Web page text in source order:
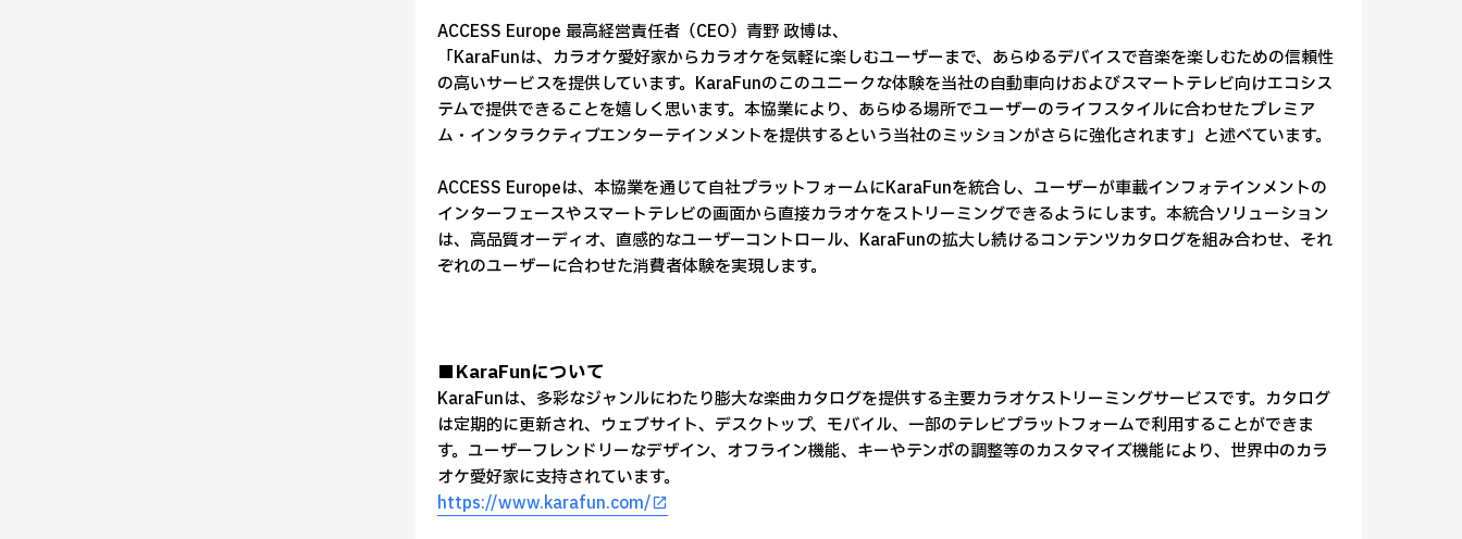
ACCESS Europe 最高経営責任者（CEO）青野 政博は、
「KaraFunは、カラオケ愛好家からカラオケを気軽に楽しむユーザーまで、あらゆるデバイスで音楽を楽しむための信頼性
の高いサービスを提供しています。KaraFunのこのユニークな体験を当社の自動車向けおよびスマートテレビ向けエコシス
テムで提供できることを嬉しく思います。本協業により、あらゆる場所でユーザーのライフスタイルに合わせたプレミア
ム・インタラクティブエンターテインメントを提供するという当社のミッションがさらに強化されます」と述べています。
ACCESS Europeは、本協業を通じて自社プラットフォームにKaraFunを統合し、ユーザーが車載インフォテインメントの
インターフェースやスマートテレビの画面から直接カラオケをストリーミングできるようにします。本統合ソリューション
は、高品質オーディオ、直感的なユーザーコントロール、KaraFunの拡大し続けるコンテンツカタログを組み合わせ、それ
ぞれのユーザーに合わせた消費者体験を実現します。
■KaraFunについて
KaraFunは、多彩なジャンルにわたり膨大な楽曲カタログを提供する主要カラオケストリーミングサービスです。カタログ
は定期的に更新され、ウェブサイト、デスクトップ、モバイル、一部のテレビプラットフォームで利用することができま
す。ユーザーフレンドリーなデザイン、オフライン機能、キーやテンポの調整等のカスタマイズ機能により、世界中のカラ
オケ愛好家に支持されています。
https://www.karafun.com/